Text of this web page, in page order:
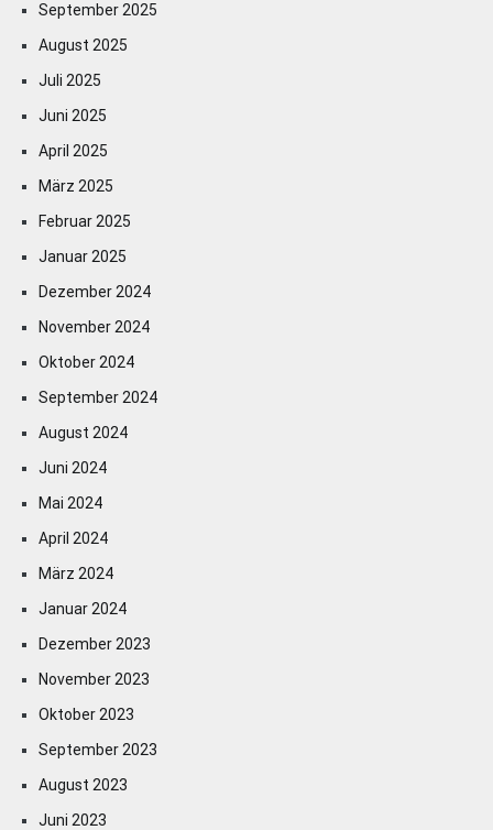
September 2025
August 2025
Juli 2025
Juni 2025
April 2025
März 2025
Februar 2025
Januar 2025
Dezember 2024
November 2024
Oktober 2024
September 2024
August 2024
Juni 2024
Mai 2024
April 2024
März 2024
Januar 2024
Dezember 2023
November 2023
Oktober 2023
September 2023
August 2023
Juni 2023